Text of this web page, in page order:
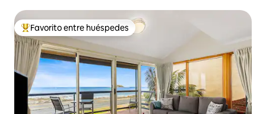
De los mejores en Favorito entre huéspedes
Favorito entre huéspedes